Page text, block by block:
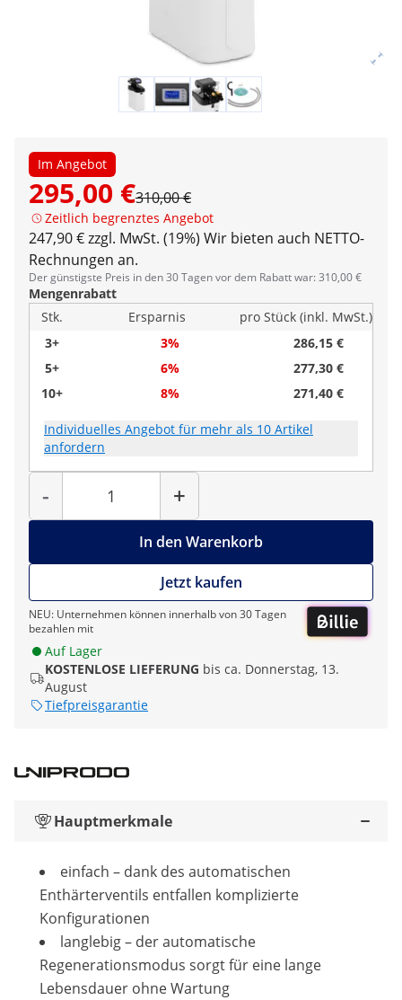
Im Angebot
295,00 €310,00 €
Zeitlich begrenztes Angebot
247,90 € zzgl. MwSt. (19%) Wir bieten auch NETTO-
Rechnungen an.
Der günstigste Preis in den 30 Tagen vor dem Rabatt war: 310,00 €
Mengenrabatt
Stk.
Ersparnis
pro Stück (inkl. MwSt.)
3+
3%
286,15 €
5+
6%
277,30 €
10+
8% 271,40 €
Individuelles Angebot für mehr als 10 Artikel
anfordern
-
Menge
+
In den Warenkorb
Jetzt kaufen
NEU: Unternehmen können innerhalb von 30 Tagen
bezahlen mit
Auf Lager
KOSTENLOSE LIEFERUNG bis ca. Donnerstag, 13.
August
Tiefpreisgarantie
Hauptmerkmale
einfach – dank des automatischen
Enthärterventils entfallen komplizierte
Konfigurationen
langlebig – der automatische
Regenerationsmodus sorgt für eine lange
Lebensdauer ohne Wartung